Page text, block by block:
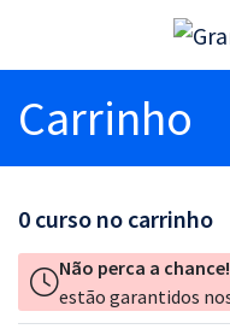
Carrinho
0 curso no carrinho
Não perca a chance!
estão garantidos